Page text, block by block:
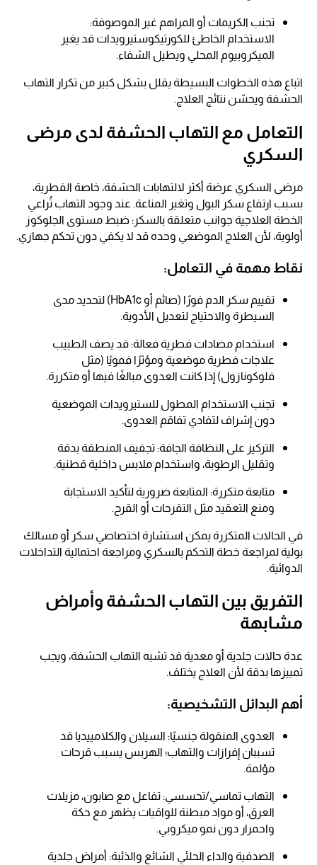
تجنب الكريمات أو المراهم غير الموصوفة:
الاستخدام الخاطئ للكورتيكوستيرويدات قد يغير
الميكروبيوم المحلي ويطيل الشفاء.
اتباع هذه الخطوات البسيطة يقلل بشكل كبير من تكرار التهاب
الحشفة ويحسّن نتائج العلاج.
التعامل مع التهاب الحشفة لدى مرضى
السكري
مرضى السكري عرضة أكثر لالتهابات الحشفة، خاصة الفطرية،
بسبب ارتفاع سكر البول وتغير المناعة. عند وجود التهاب تُراعي
الخطة العلاجية جوانب متعلقة بالسكر: ضبط مستوى الجلوكوز
أولوية، لأن العلاج الموضعي وحده قد لا يكفي دون تحكم جهازي.
نقاط مهمة في التعامل:
تقييم سكر الدم فورًا (صائم أو HbA1c) لتحديد مدى
السيطرة والاحتياج لتعديل الأدوية.
استخدام مضادات فطرية فعالة: قد يصف الطبيب
علاجات فطرية موضعية ومؤثرًا فمويًا (مثل
فلوكونازول) إذا كانت العدوى مبالغًا فيها أو متكررة.
تجنب الاستخدام المطول للستيرويدات الموضعية
دون إشراف لتفادي تفاقم العدوى.
التركيز على النظافة الجافة: تجفيف المنطقة بدقة
وتقليل الرطوبة، واستخدام ملابس داخلية قطنية.
متابعة متكررة: المتابعة ضرورية لتأكيد الاستجابة
ومنع التعقيد مثل التقرحات أو القرح.
في الحالات المتكررة يمكن استشارة اختصاصي سكر أو مسالك
بولية لمراجعة خطة التحكم بالسكري ومراجعة احتمالية التداخلات
الدوائية.
التفريق بين التهاب الحشفة وأمراض
مشابهة
عدة حالات جلدية أو معدية قد تشبه التهاب الحشفة، ويجب
تمييزها بدقة لأن العلاج يختلف.
أهم البدائل التشخيصية:
العدوى المنقولة جنسيًا: السيلان والكلامييديا قد
تسببان إفرازات والتهاب؛ الهربس يسبب قرحات
مؤلمة.
التهاب تماسي/تحسسي: تفاعل مع صابون، مزيلات
العرق، أو مواد مبطنة للواقيات يظهر مع حكة
واحمرار دون نمو ميكروبي.
الصدفية والداء الحلئي الشائع والذئبة: أمراض جلدية